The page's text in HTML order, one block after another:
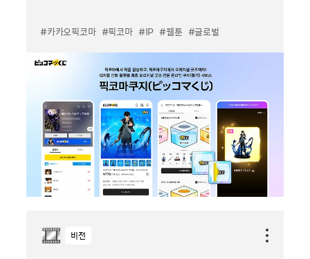
#카카오픽코마 #픽코마 #IP #웹툰 #글로벌
비전